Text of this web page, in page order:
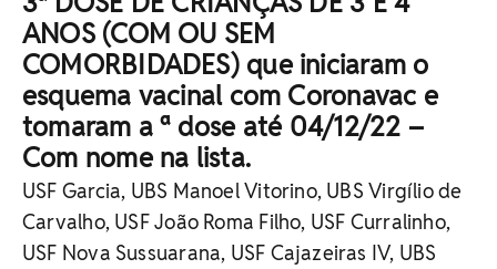
ANOS (COM OU SEM
COMORBIDADES) que iniciaram o
esquema vacinal com Coronavac e
tomaram a ª dose até 04/12/22 –
Com nome na lista.
USF Garcia, UBS Manoel Vitorino, UBS Virgílio de
Carvalho, USF João Roma Filho, USF Curralinho,
USF Nova Sussuarana, USF Cajazeiras IV, UBS